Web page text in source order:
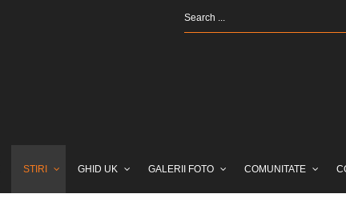
STIRI GHID UK GALERII FOTO COMUNITATE